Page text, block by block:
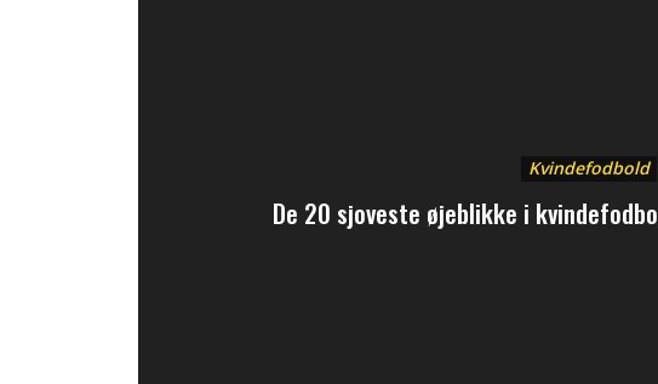
Kvindefodbold
De 20 sjoveste øjeblikke i